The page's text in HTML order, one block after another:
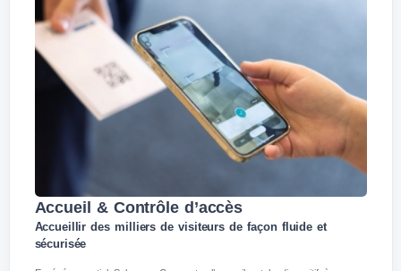
Accueil & Contrôle d’accès
Accueillir des milliers de visiteurs de façon fluide et
sécurisée